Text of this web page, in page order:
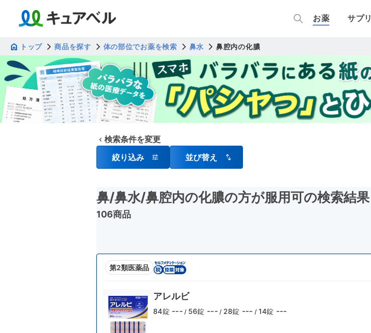
お薬 サプリ
トップ 商品を探す 体の部位でお薬を検索 鼻水 鼻腔内の化膿
検索条件を変更
絞り込み
並び替え
鼻/鼻水/鼻腔内の化膿の方が服用可の検索結果
106商品
第2類医薬品
アレルビ
84錠 --- / 56錠 --- / 28錠 --- / 14錠 ---